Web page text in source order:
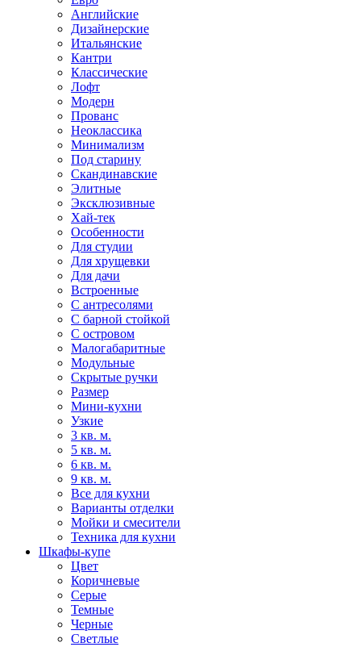
Английские
Дизайнерские
Итальянские
Кантри
Классические
Лофт
Модерн
Прованс
Неоклассика
Минимализм
Под старину
Скандинавские
Элитные
Эксклюзивные
Хай-тек
Особенности
Для студии
Для хрущевки
Для дачи
Встроенные
С антресолями
С барной стойкой
С островом
Малогабаритные
Модульные
Скрытые ручки
Размер
Мини-кухни
Узкие
3 кв. м.
5 кв. м.
6 кв. м.
9 кв. м.
Все для кухни
Варианты отделки
Мойки и смесители
Техника для кухни
Шкафы-купе
Цвет
Коричневые
Серые
Темные
Черные
Светлые